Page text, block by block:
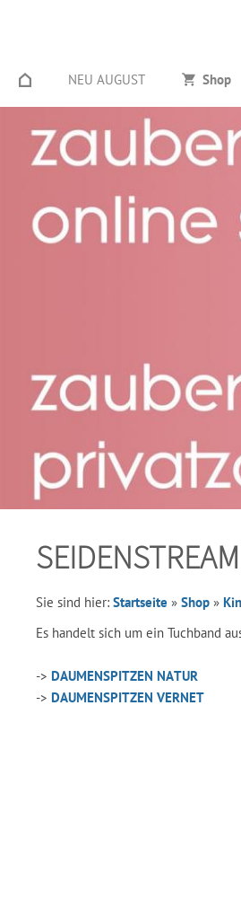
NEU AUGUST Shop
Sie sind hier: Startseite » Shop »
Es handelt sich um ein Tuchband
-> DAUMENSPITZEN NATUR
-> DAUMENSPITZEN VERNET